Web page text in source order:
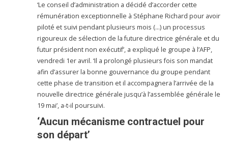
‘Le conseil d’administration a décidé d’accorder cette
rémunération exceptionnelle à Stéphane Richard pour avoir
piloté et suivi pendant plusieurs mois (…) un processus
rigoureux de sélection de la future directrice générale et du
futur président non exécutif’, a expliqué le groupe à l’AFP,
vendredi 1er avril. ‘Il a prolongé plusieurs fois son mandat
afin d’assurer la bonne gouvernance du groupe pendant
cette phase de transition et il accompagnera l’arrivée de la
nouvelle directrice générale jusqu’à l’assemblée générale le
19 mai’, a-t-il poursuivi.
‘Aucun mécanisme contractuel pour
son départ’